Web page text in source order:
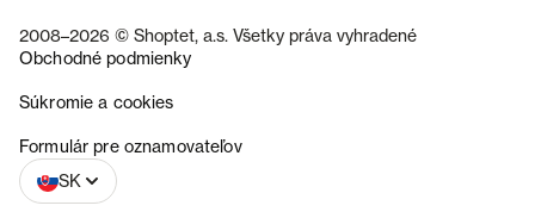
2008–2026 © Shoptet, a.s. Všetky práva vyhradené
Obchodné podmienky
Súkromie a cookies
Formulár pre oznamovateľov
SK